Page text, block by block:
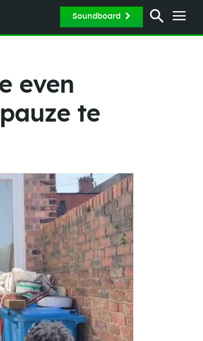
Soundboard
even
te